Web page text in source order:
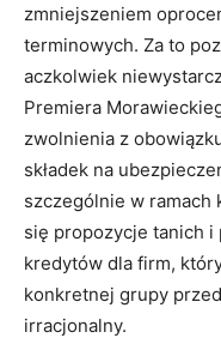
zmniejszeniem
terminowych. Za to
aczkolwiek
Premiera
zwolnienia z
składek na
szczególnie w ramach
się propozycje tanich
kredytów dla firm,
konkretnej grupy
irracjonalny.